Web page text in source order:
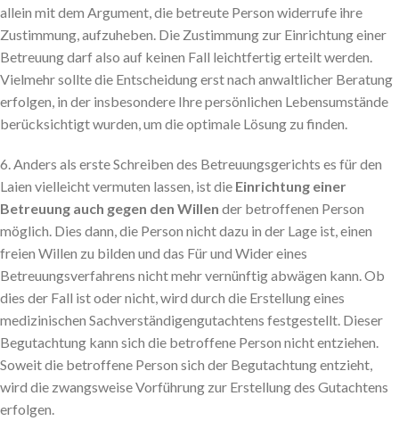
allein mit dem Argument, die betreute Person widerrufe ihre
Zustimmung, aufzuheben. Die Zustimmung zur Einrichtung einer
Betreuung darf also auf keinen Fall leichtfertig erteilt werden.
Vielmehr sollte die Entscheidung erst nach anwaltlicher Beratung
erfolgen, in der insbesondere Ihre persönlichen Lebensumstände
berücksichtigt wurden, um die optimale Lösung zu finden.
6. Anders als erste Schreiben des Betreuungsgerichts es für den
Laien vielleicht vermuten lassen, ist die Einrichtung einer
Betreuung auch gegen den Willen der betroffenen Person
möglich. Dies dann, die Person nicht dazu in der Lage ist, einen
freien Willen zu bilden und das Für und Wider eines
Betreuungsverfahrens nicht mehr vernünftig abwägen kann. Ob
dies der Fall ist oder nicht, wird durch die Erstellung eines
medizinischen Sachverständigengutachtens festgestellt. Dieser
Begutachtung kann sich die betroffene Person nicht entziehen.
Soweit die betroffene Person sich der Begutachtung entzieht,
wird die zwangsweise Vorführung zur Erstellung des Gutachtens
erfolgen.